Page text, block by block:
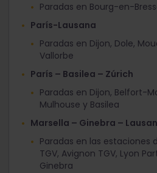
Paradas en Bourg-en-
París-Lausana
Paradas en Dijon, Dole,
Vallorbe
París – Basilea – Zúrich
Paradas en Dijon, Belfort-
Mulhouse y Basilea
Marsella – Ginebra –
Paradas en las estaciones
TGV, Avignon TGV, Lyon
Ginebra